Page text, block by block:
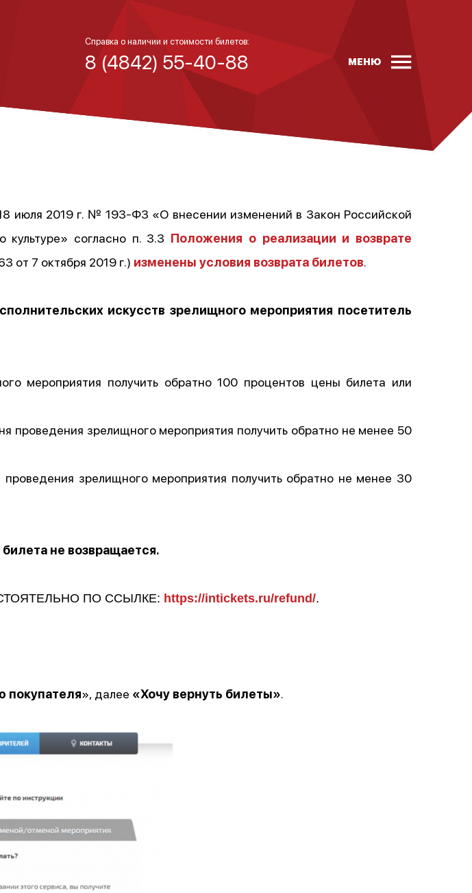
Справка о наличии и стоимости билетов:
8 (4842) 55-40-88 МЕНЮ
июля 2019 г. № 193-ФЗ «О внесении изменений в Закон Российской
согласно п. 3.3 Положения о реализации и возврате
от 7 октября 2019 г.) изменены условия возврата билетов.
искусств зрелищного мероприятия посетитель
мероприятия получить обратно 100 процентов цены билета или
проведения зрелищного мероприятия получить обратно не менее 50
зрелищного мероприятия получить обратно не менее 30
не возвращается.
ПО ССЫЛКЕ: https://intickets.ru/refund/.
покупателя», далее «Хочу вернуть билеты».